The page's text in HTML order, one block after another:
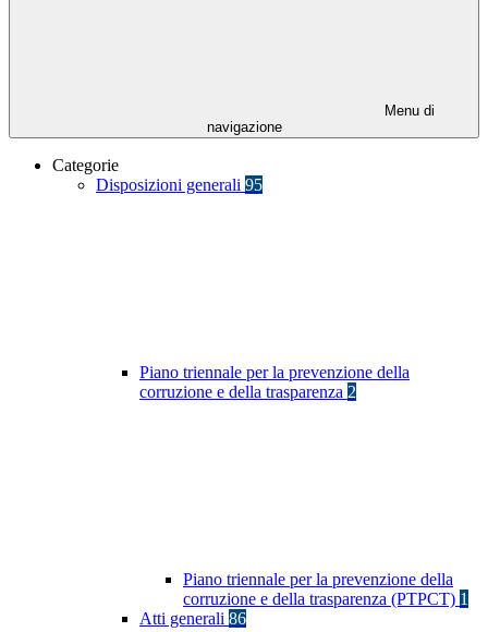
Menu di
navigazione
Categorie
Disposizioni generali 95
Piano triennale per la prevenzione della
corruzione e della trasparenza 2
Piano triennale per la prevenzione della
corruzione e della trasparenza (PTPCT) 1
Atti generali 86